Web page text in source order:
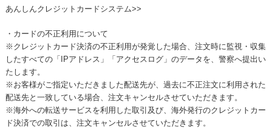
あんしんクレジットカードシステム>>
・カードの不正利用について
※クレジットカード決済の不正利用が発覚した場合、注文時に監視・収集
したすべての「IPアドレス」「アクセスログ」のデータを、警察へ提出い
たします。
※お客様がご指定いただきました配送先が、過去に不正注文に利用された
配送先と一致している場合、注文キャンセルさせていただきます。
※海外への転送サービスを利用した取引及び、海外発行のクレジットカー
ド決済での取引は、注文キャンセルさせていただきます。